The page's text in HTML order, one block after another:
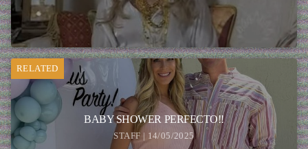
RELATED
BABY SHOWER PERFECTO!!
STAFF | 14/05/2025